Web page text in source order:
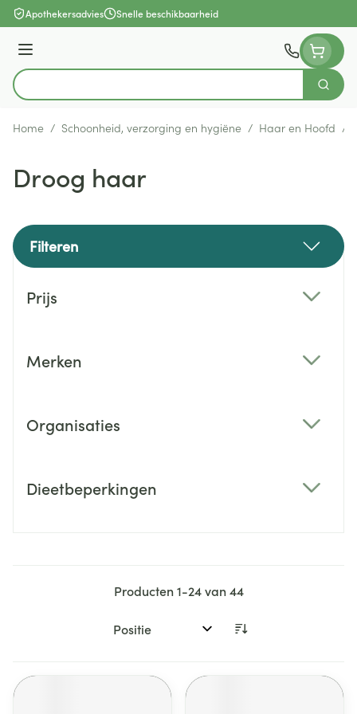
Ga naar de inhoud
Apothekersadvies Snelle beschikbaarheid
Menu
Product, merk, categorie...
Zoek
Home / Schoonheid, verzorging en hygiëne / Haar en Hoofd /
Droog haar
Filteren
Prijs
Merken
Organisaties
Dieetbeperkingen
Producten1-24van44
Sorteer op: